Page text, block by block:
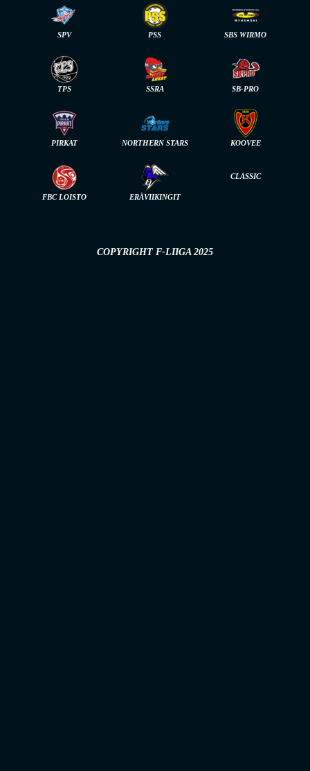
SPV PSS SBS WIRMO
TPS SSRA SB-PRO
PIRKAT NORTHERN STARS KOOVEE
FBC LOISTO ERÄVIIKINGIT
CLASSIC
COPYRIGHT F-LIIGA 2025